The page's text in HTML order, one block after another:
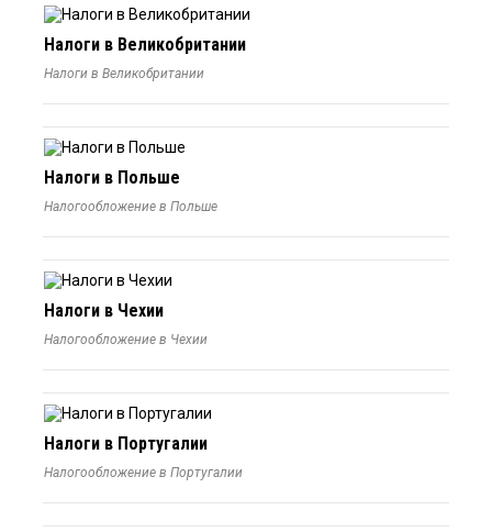
Налоги в Великобритании
Налоги в Великобритании
Налоги в Польше
Налогообложение в Польше
Налоги в Чехии
Налогообложение в Чехии
Налоги в Португалии
Налогообложение в Португалии